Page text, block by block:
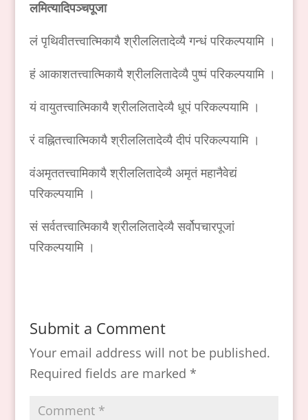
लमित्यादिपञ्चपूजा
लं पृथिवीतत्त्वात्मिकायै श्रीललितादेव्यै गन्धं परिकल्पयामि ।
हं आकाशतत्त्वात्मिकायै श्रीललितादेव्यै पुष्पं परिकल्पयामि ।
यं वायुतत्त्वात्मिकायै श्रीललितादेव्यै धूपं परिकल्पयामि ।
रं वह्नितत्त्वात्मिकायै श्रीललितादेव्यै दीपं परिकल्पयामि ।
वंअमृततत्त्वामिकायै श्रीललितादेव्यै अमृतं महानैवेद्यं
परिकल्पयामि ।
सं सर्वतत्त्वात्मिकायै श्रीललितादेव्यै सर्वोपचारपूजां
परिकल्पयामि ।
Submit a Comment
Your email address will not be published.
Required fields are marked *